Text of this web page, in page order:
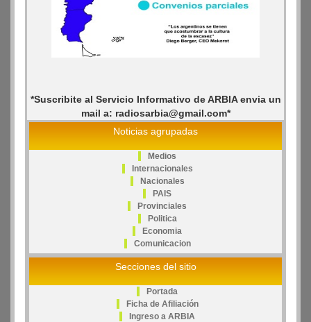
*Suscribite al Servicio Informativo de ARBIA envia un
mail a: radiosarbia@gmail.com*
Noticias agrupadas
Medios
Internacionales
Nacionales
PAIS
Provinciales
Politica
Economia
Comunicacion
Secciones del sitio
Portada
Ficha de Afiliación
Ingreso a ARBIA